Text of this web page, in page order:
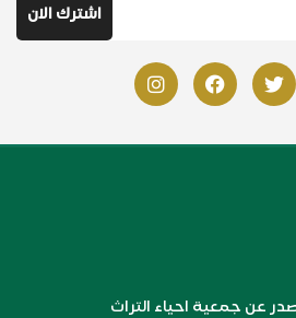
عن جمعية احياء التراث